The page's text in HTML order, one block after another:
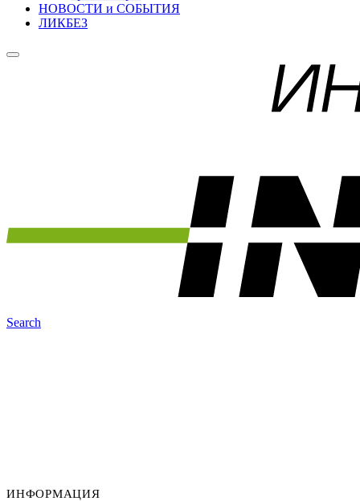
НОВОСТИ и СОБЫТИЯ
ЛИКБЕЗ
Search
ИНФОРМАЦИЯ